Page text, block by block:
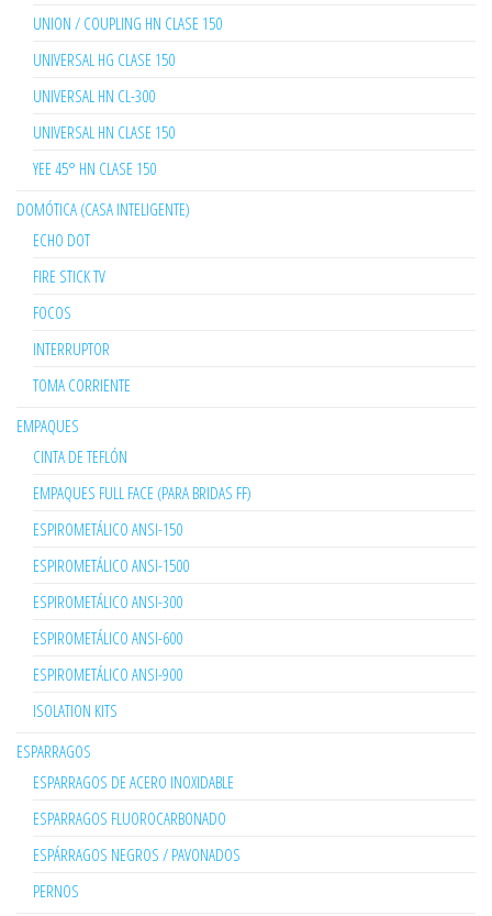
UNION / COUPLING HN CLASE 150
UNIVERSAL HG CLASE 150
UNIVERSAL HN CL-300
UNIVERSAL HN CLASE 150
YEE 45° HN CLASE 150
DOMÓTICA (CASA INTELIGENTE)
ECHO DOT
FIRE STICK TV
FOCOS
INTERRUPTOR
TOMA CORRIENTE
EMPAQUES
CINTA DE TEFLÓN
EMPAQUES FULL FACE (PARA BRIDAS FF)
ESPIROMETÁLICO ANSI-150
ESPIROMETÁLICO ANSI-1500
ESPIROMETÁLICO ANSI-300
ESPIROMETÁLICO ANSI-600
ESPIROMETÁLICO ANSI-900
ISOLATION KITS
ESPARRAGOS
ESPARRAGOS DE ACERO INOXIDABLE
ESPARRAGOS FLUOROCARBONADO
ESPÁRRAGOS NEGROS / PAVONADOS
PERNOS